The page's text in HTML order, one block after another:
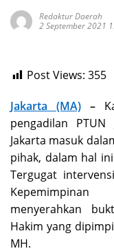
Redaktur Daerah
2 September 2021
Post Views: 355
Jakarta (MA)–
pengadilan PTUN
Jakarta masuk
pihak, dalam hal
Tergugat
menyerahkan
Hakim yang
MH.